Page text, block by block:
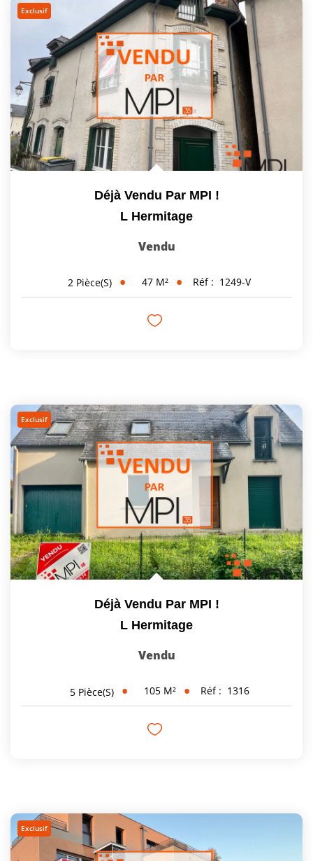
Exclusif
Déjà Vendu Par MPI !
L Hermitage
Vendu
2 Pièce(s) 47 M² Réf : 1249-V
Exclusif
Déjà Vendu Par MPI !
L Hermitage
Vendu
5 Pièce(s) 105 M² Réf : 1316
Exclusif